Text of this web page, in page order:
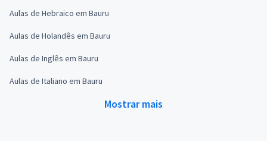
Aulas de Hebraico em Bauru
Aulas de Holandês em Bauru
Aulas de Inglês em Bauru
Aulas de Italiano em Bauru
Mostrar mais